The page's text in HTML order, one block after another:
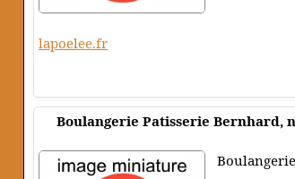
lapoelee.fr
Boulangerie Patisserie Bernhard,